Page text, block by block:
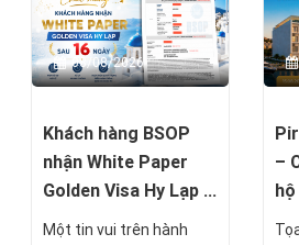
08/08/2026
Khách hàng BSOP
nhận White Paper
Golden Visa Hy Lạp ...
Một tin vui trên hành
–
hộ